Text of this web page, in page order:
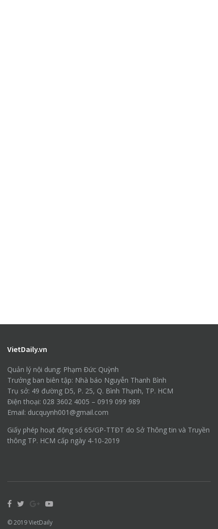
VietDaily.vn
Quản lý nội dung: Phạm Đức Quỳnh
Trưởng ban biên tập: Nhà báo Nguyễn Thanh Bình
Trụ sở: 49 đường D5, P. 25, Q. Bình Thạnh, TP. HCM
Điện thoại: 028 3602 4005 – 0919 099 989
Email: ducquynh001@gmail.com
Giấy phép hoạt động số 65/GP-TTĐT do Sở Thông tin và Truyền
thông TP. HCM cấp ngày 4-10-2019
© 2019VietDaily